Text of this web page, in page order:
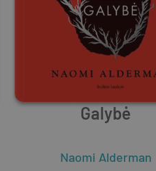
Galybė
Naomi Alderman